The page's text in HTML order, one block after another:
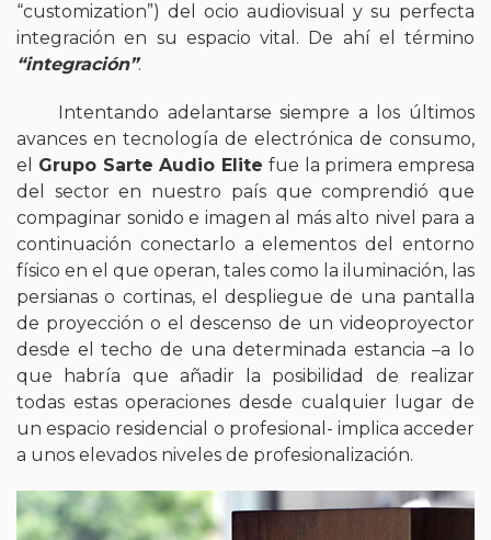
“customization”) del ocio audiovisual y su perfecta
integración en su espacio vital. De ahí el término
“integración”.
Intentando adelantarse siempre a los últimos
avances en tecnología de electrónica de consumo,
el Grupo Sarte Audio Elite fue la primera empresa
del sector en nuestro país que comprendió que
compaginar sonido e imagen al más alto nivel para a
continuación conectarlo a elementos del entorno
físico en el que operan, tales como la iluminación, las
persianas o cortinas, el despliegue de una pantalla
de proyección o el descenso de un videoproyector
desde el techo de una determinada estancia –a lo
que habría que añadir la posibilidad de realizar
todas estas operaciones desde cualquier lugar de
un espacio residencial o profesional- implica acceder
a unos elevados niveles de profesionalización.